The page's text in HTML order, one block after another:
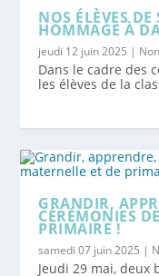
NOS ÉLÈVES
HOMMAGE À
jeudi 12 juin 2025 |
Dans le cadre des
les élèves de la
GRANDIR,
CÉRÉMONIES
PRIMAIRE !
samedi 07 juin 2025 |
Jeudi 29 mai, deux